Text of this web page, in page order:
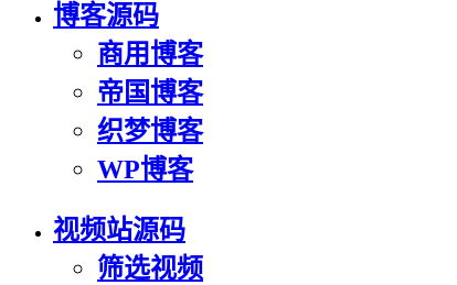
博客源码
商用博客
帝国博客
织梦博客
WP博客
视频站源码
筛选视频